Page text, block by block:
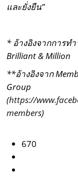
และยั่งยืน”
* อ้างอิงจากการท
Brilliant & Million
**อ้างอิงจาก
Group
(https://
members)
670